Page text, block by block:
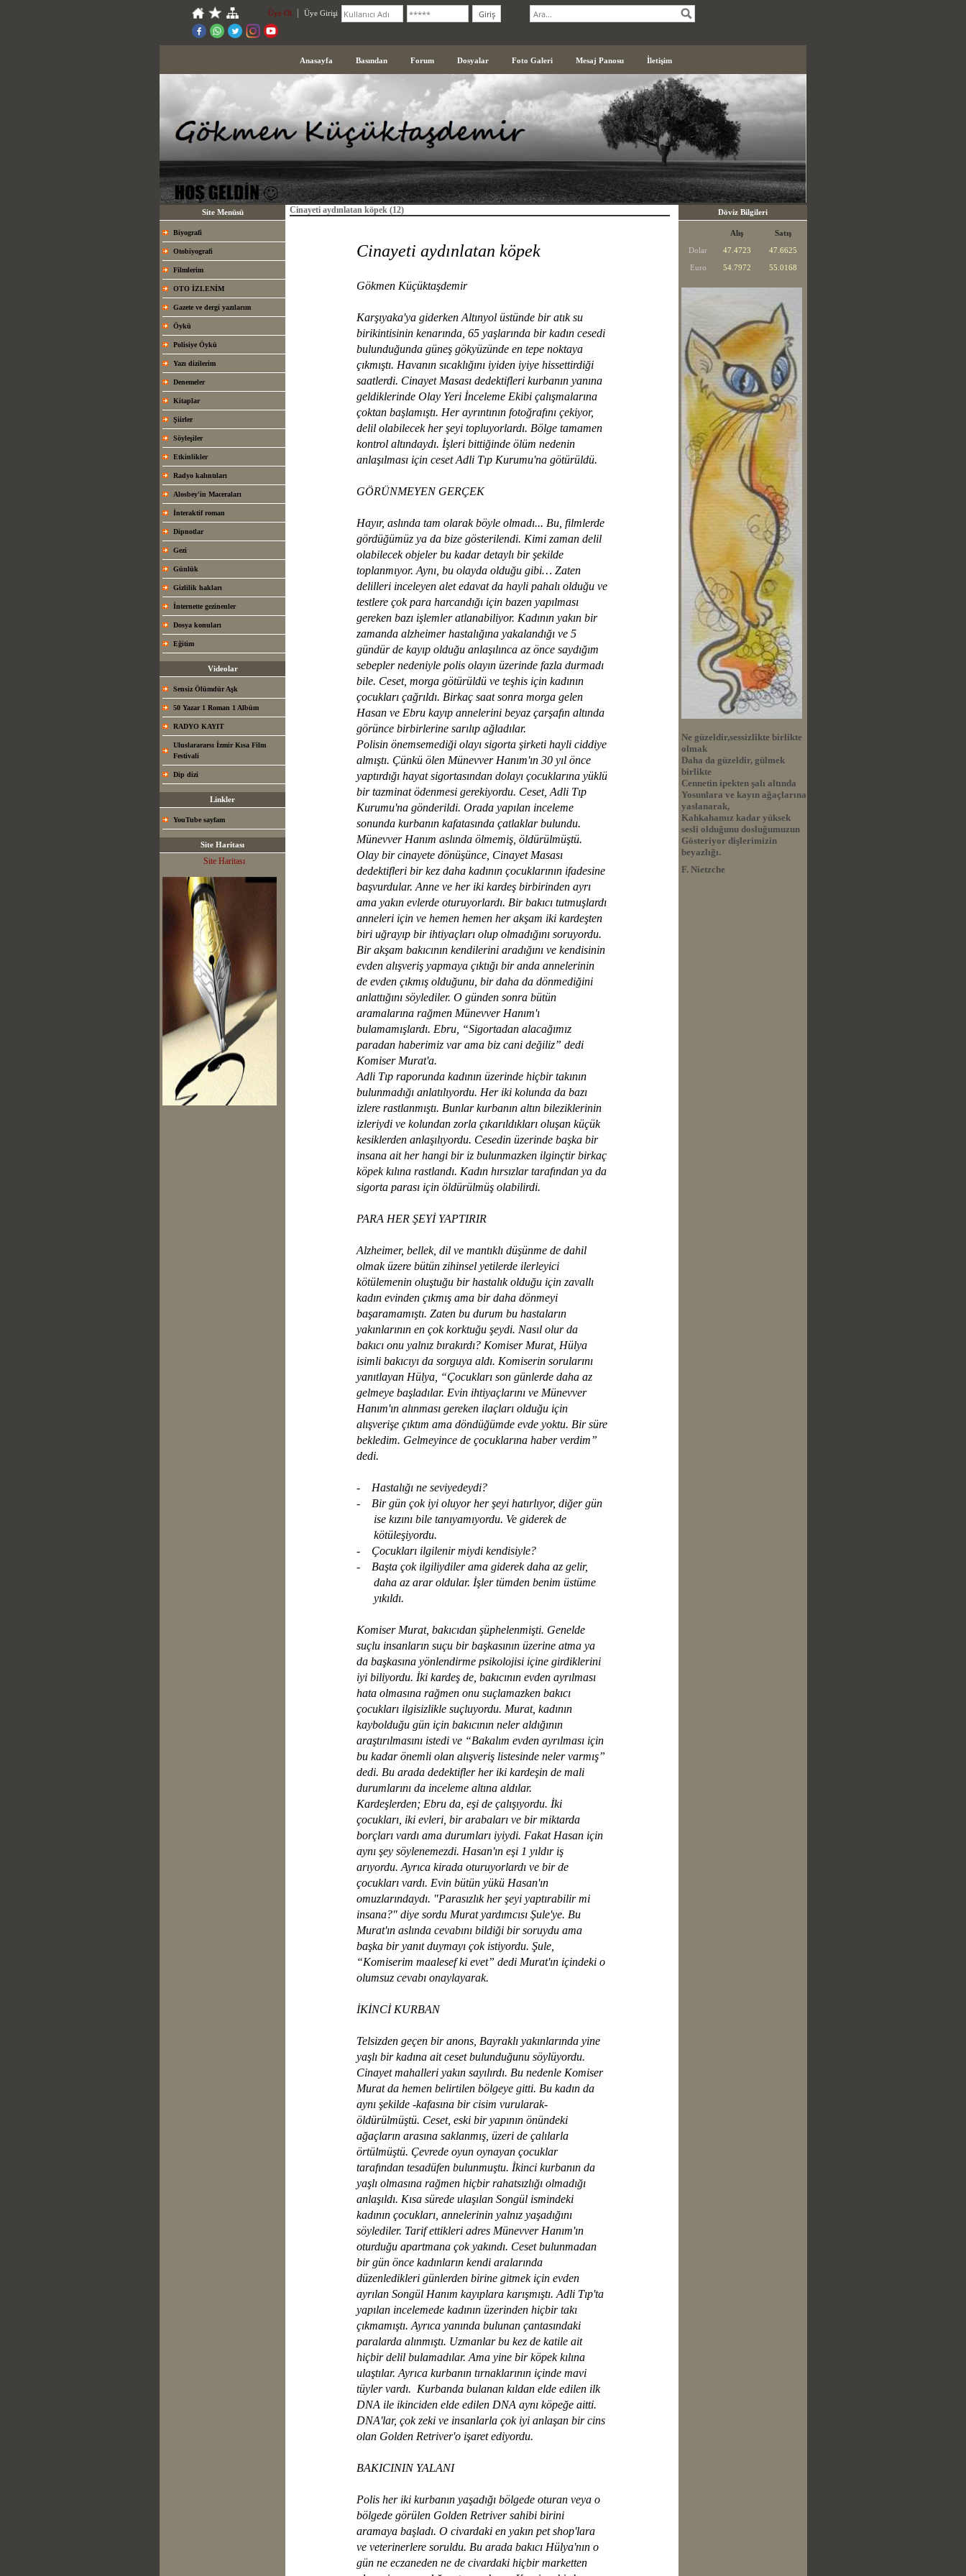
Üye Ol Üye Girişi
Anasayfa Basından Forum Dosyalar Foto Galeri Mesaj Panosu İletişim
Site Menüsü
Biyografi
Otobiyografi
Filmlerim
OTO İZLENİM
Gazete ve dergi yazılarım
Öykü
Polisiye Öykü
Yazı dizilerim
Denemeler
Kitaplar
Şiirler
Söyleşiler
Etkinlikler
Radyo kalıntıları
Alosbey'in Maceraları
İnteraktif roman
Dipnotlar
Gezi
Günlük
Gizlilik hakları
İnternette gezinenler
Dosya konuları
Eğitim
Videolar
Sensiz Ölümdür Aşk
50 Yazar 1 Roman 1 Albüm
RADYO KAYIT
Uluslarararsı İzmir Kısa Film
Festivali
Dip dizi
Linkler
YouTube sayfam
Site Haritası
Site Haritası
Cinayeti aydınlatan köpek (12)
Cinayeti aydınlatan köpek
Gökmen Küçüktaşdemir
Karşıyaka'ya giderken Altınyol üstünde bir atık su
birikintisinin kenarında, 65 yaşlarında bir kadın cesedi
bulunduğunda güneş gökyüzünde en tepe noktaya
çıkmıştı. Havanın sıcaklığını iyiden iyiye hissettirdiği
saatlerdi. Cinayet Masası dedektifleri kurbanın yanına
geldiklerinde Olay Yeri İnceleme Ekibi çalışmalarına
çoktan başlamıştı. Her ayrıntının fotoğrafını çekiyor,
delil olabilecek her şeyi topluyorlardı. Bölge tamamen
kontrol altındaydı. İşleri bittiğinde ölüm nedenin
anlaşılması için ceset Adli Tıp Kurumu'na götürüldü.
GÖRÜNMEYEN GERÇEK
Hayır, aslında tam olarak böyle olmadı... Bu, filmlerde
gördüğümüz ya da bize gösterilendi. Kimi zaman delil
olabilecek objeler bu kadar detaylı bir şekilde
toplanmıyor. Aynı, bu olayda olduğu gibi… Zaten
delilleri inceleyen alet edavat da hayli pahalı olduğu ve
testlere çok para harcandığı için bazen yapılması
gereken bazı işlemler atlanabiliyor. Kadının yakın bir
zamanda alzheimer hastalığına yakalandığı ve 5
gündür de kayıp olduğu anlaşılınca az önce saydığım
sebepler nedeniyle polis olayın üzerinde fazla durmadı
bile. Ceset, morga götürüldü ve teşhis için kadının
çocukları çağrıldı. Birkaç saat sonra morga gelen
Hasan ve Ebru kayıp annelerini beyaz çarşafın altında
görünce birbirlerine sarılıp ağladılar.
Polisin önemsemediği olayı sigorta şirketi hayli ciddiye
almıştı. Çünkü ölen Münevver Hanım'ın 30 yıl önce
yaptırdığı hayat sigortasından dolayı çocuklarına yüklü
bir tazminat ödenmesi gerekiyordu. Ceset, Adli Tıp
Kurumu'na gönderildi. Orada yapılan inceleme
sonunda kurbanın kafatasında çatlaklar bulundu.
Münevver Hanım aslında ölmemiş, öldürülmüştü.
Olay bir cinayete dönüşünce, Cinayet Masası
dedektifleri bir kez daha kadının çocuklarının ifadesine
başvurdular. Anne ve her iki kardeş birbirinden ayrı
ama yakın evlerde oturuyorlardı. Bir bakıcı tutmuşlardı
anneleri için ve hemen hemen her akşam iki kardeşten
biri uğrayıp bir ihtiyaçları olup olmadığını soruyordu.
Bir akşam bakıcının kendilerini aradığını ve kendisinin
evden alışveriş yapmaya çıktığı bir anda annelerinin
de evden çıkmış olduğunu, bir daha da dönmediğini
anlattığını söylediler. O günden sonra bütün
aramalarına rağmen Münevver Hanım'ı
bulamamışlardı. Ebru, “Sigortadan alacağımız
paradan haberimiz var ama biz cani değiliz” dedi
Komiser Murat'a.
Adli Tıp raporunda kadının üzerinde hiçbir takının
bulunmadığı anlatılıyordu. Her iki kolunda da bazı
izlere rastlanmıştı. Bunlar kurbanın altın bileziklerinin
izleriydi ve kolundan zorla çıkarıldıkları oluşan küçük
kesiklerden anlaşılıyordu. Cesedin üzerinde başka bir
insana ait her hangi bir iz bulunmazken ilginçtir birkaç
köpek kılına rastlandı. Kadın hırsızlar tarafından ya da
sigorta parası için öldürülmüş olabilirdi.
PARA HER ŞEYİ YAPTIRIR
Alzheimer, bellek, dil ve mantıklı düşünme de dahil
olmak üzere bütün zihinsel yetilerde ilerleyici
kötülemenin oluştuğu bir hastalık olduğu için zavallı
kadın evinden çıkmış ama bir daha dönmeyi
başaramamıştı. Zaten bu durum bu hastaların
yakınlarının en çok korktuğu şeydi. Nasıl olur da
bakıcı onu yalnız bırakırdı? Komiser Murat, Hülya
isimli bakıcıyı da sorguya aldı. Komiserin sorularını
yanıtlayan Hülya, “Çocukları son günlerde daha az
gelmeye başladılar. Evin ihtiyaçlarını ve Münevver
Hanım'ın alınması gereken ilaçları olduğu için
alışverişe çıktım ama döndüğümde evde yoktu. Bir süre
bekledim. Gelmeyince de çocuklarına haber verdim”
dedi.
-
Hastalığı ne seviyedeydi?
-
Bir gün çok iyi oluyor her şeyi hatırlıyor, diğer gün
ise kızını bile tanıyamıyordu. Ve giderek de
kötüleşiyordu.
-
Çocukları ilgilenir miydi kendisiyle?
-
Başta çok ilgiliydiler ama giderek daha az gelir,
daha az arar oldular. İşler tümden benim üstüme
yıkıldı.
Komiser Murat, bakıcıdan şüphelenmişti. Genelde
suçlu insanların suçu bir başkasının üzerine atma ya
da başkasına yönlendirme psikolojisi içine girdiklerini
iyi biliyordu. İki kardeş de, bakıcının evden ayrılması
hata olmasına rağmen onu suçlamazken bakıcı
çocukları ilgisizlikle suçluyordu. Murat, kadının
kaybolduğu gün için bakıcının neler aldığının
araştırılmasını istedi ve “Bakalım evden ayrılması için
bu kadar önemli olan alışveriş listesinde neler varmış”
dedi. Bu arada dedektifler her iki kardeşin de mali
durumlarını da inceleme altına aldılar.
Kardeşlerden; Ebru da, eşi de çalışıyordu. İki
çocukları, iki evleri, bir arabaları ve bir miktarda
borçları vardı ama durumları iyiydi. Fakat Hasan için
aynı şey söylenemezdi. Hasan'ın eşi 1 yıldır iş
arıyordu. Ayrıca kirada oturuyorlardı ve bir de
çocukları vardı. Evin bütün yükü Hasan'ın
omuzlarındaydı. "Parasızlık her şeyi yaptırabilir mi
insana?" diye sordu Murat yardımcısı Şule'ye. Bu
Murat'ın aslında cevabını bildiği bir soruydu ama
başka bir yanıt duymayı çok istiyordu. Şule,
“Komiserim maalesef ki evet” dedi Murat'ın içindeki o
olumsuz cevabı onaylayarak.
İKİNCİ KURBAN
Telsizden geçen bir anons, Bayraklı yakınlarında yine
yaşlı bir kadına ait ceset bulunduğunu söylüyordu.
Cinayet mahalleri yakın sayılırdı. Bu nedenle Komiser
Murat da hemen belirtilen bölgeye gitti. Bu kadın da
aynı şekilde -kafasına bir cisim vurularak-
öldürülmüştü. Ceset, eski bir yapının önündeki
ağaçların arasına saklanmış, üzeri de çalılarla
örtülmüştü. Çevrede oyun oynayan çocuklar
tarafından tesadüfen bulunmuştu. İkinci kurbanın da
yaşlı olmasına rağmen hiçbir rahatsızlığı olmadığı
anlaşıldı. Kısa sürede ulaşılan Songül ismindeki
kadının çocukları, annelerinin yalnız yaşadığını
söylediler. Tarif ettikleri adres Münevver Hanım'ın
oturduğu apartmana çok yakındı. Ceset bulunmadan
bir gün önce kadınların kendi aralarında
düzenledikleri günlerden birine gitmek için evden
ayrılan Songül Hanım kayıplara karışmıştı. Adli Tıp'ta
yapılan incelemede kadının üzerinden hiçbir takı
çıkmamıştı. Ayrıca yanında bulunan çantasındaki
paralarda alınmıştı. Uzmanlar bu kez de katile ait
hiçbir delil bulamadılar. Ama yine bir köpek kılına
ulaştılar. Ayrıca kurbanın tırnaklarının içinde mavi
tüyler vardı. Kurbanda bulanan kıldan elde edilen ilk
DNA ile ikinciden elde edilen DNA aynı köpeğe aitti.
DNA'lar, çok zeki ve insanlarla çok iyi anlaşan bir cins
olan Golden Retriver'o işaret ediyordu.
BAKICININ YALANI
Polis her iki kurbanın yaşadığı bölgede oturan veya o
bölgede görülen Golden Retriver sahibi birini
aramaya başladı. O civardaki en yakın pet shop'lara
ve veterinerlere soruldu. Bu arada bakıcı Hülya'nın o
gün ne eczaneden ne de civardaki hiçbir marketten
Döviz Bilgileri
Alış
Satış
Dolar
47.4723
47.6625
Euro
54.7972 55.0168
Ne güzeldir,sessizlikte birlikte
olmak
Daha da güzeldir, gülmek
birlikte
Cennetin ipekten şalı altında
Yosunlara ve kayın ağaçlarına
yaslanarak,
Kahkahamız kadar yüksek
sesli olduğunu dosluğumuzun
Gösteriyor dişlerimizin
beyazlığı.
F. Nietzche